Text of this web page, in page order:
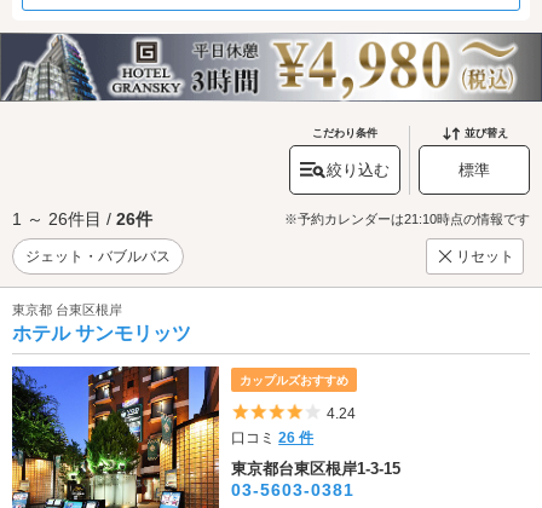
こだわり条件
絞り込む
並び替え
標準
1 ～ 26件目 / 26件 ※予約カレンダーは21:10時点の情報です
ジェット・バブルバス リセット
東京都 台東区根岸
ホテル サンモリッツ
カップルズおすすめ
5つ星のうち4
4.24
口コミ26 件
東京都台東区根岸1-3-15
03-5603-0381